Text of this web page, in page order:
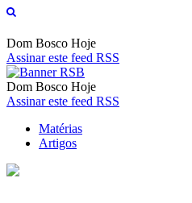
Dom Bosco Hoje
Assinar este feed RSS
Dom Bosco Hoje
Assinar este feed RSS
Matérias
Artigos